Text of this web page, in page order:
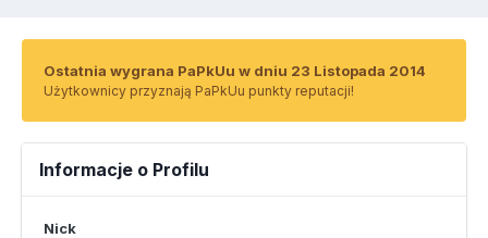
Ostatnia wygrana PaPkUu w dniu 23 Listopada 2014
Użytkownicy przyznają PaPkUu punkty reputacji!
Informacje o Profilu
Nick